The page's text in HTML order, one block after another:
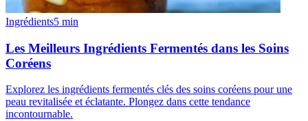
Ingrédients5 min
Les Meilleurs Ingrédients Fermentés dans les Soins
Coréens
Explorez les ingrédients fermentés clés des soins coréens pour une
peau revitalisée et éclatante. Plongez dans cette tendance
incontournable.